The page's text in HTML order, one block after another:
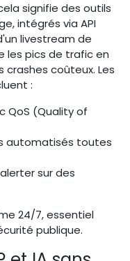
signifie des outils
intégrés via API
livestream de
les pics de trafic en
coûteux. Les
:
QoS (Quality of
automatisés toutes
sur des
24/7, essentiel
publique.